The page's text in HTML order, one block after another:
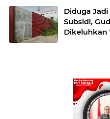
Diduga
Subsidi,
Dikeluhkan